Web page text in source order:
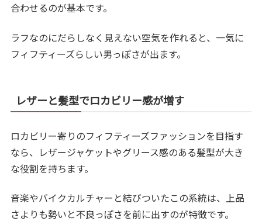
合わせるのが基本です。
ラフなのにだらしなく見えない空気を作れると、一気に
フィフティーズらしい男っぽさが出ます。
レザーと髪型でロカビリー感が増す
ロカビリー寄りのフィフティーズファッションを目指す
なら、レザージャケットやグリース感のある髪型が大き
な役割を持ちます。
音楽やバイクカルチャーと結びついたこの系統は、上品
さよりも勢いと不良っぽさを前に出すのが特徴です。